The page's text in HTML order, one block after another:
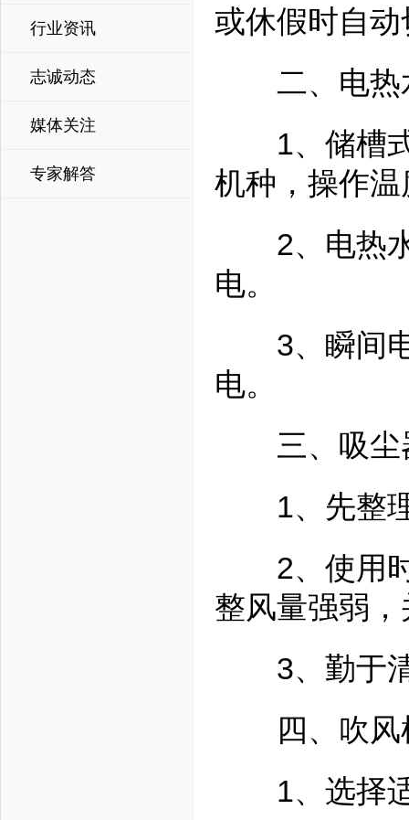
行业资讯
志诚动态
媒体关注
专家解答
或休假时自
二、电热
1、储槽式
机种，操作
2、电热水
电。
3、瞬间电
电。
三、吸尘
1、先整理
2、使用时
整风量强弱
3、勤于清
四、吹风
1、选择适